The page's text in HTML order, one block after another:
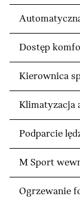
Dostęp
Kierownica
Klimatyzacja
Podparcie
M Sport
Ogrzewanie